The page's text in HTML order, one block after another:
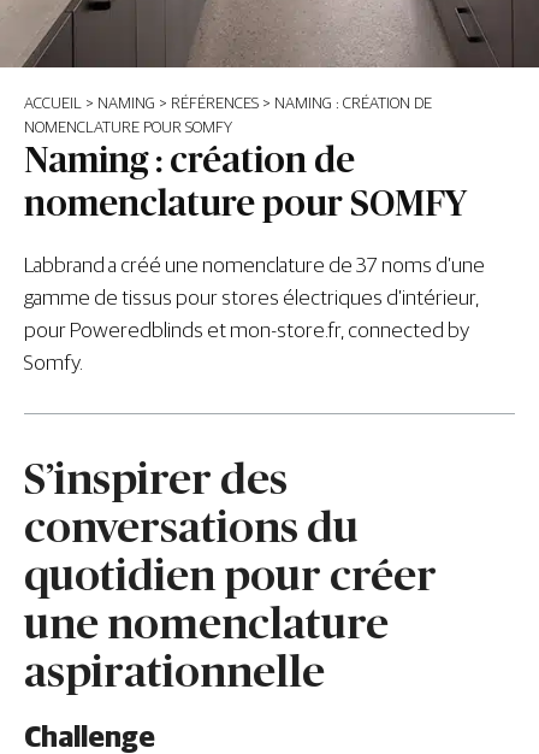
ACCUEIL > NAMING > RÉFÉRENCES > NAMING : CRÉATION DE
NOMENCLATURE POUR SOMFY
Naming : création de
nomenclature pour SOMFY
Labbrand a créé une nomenclature de 37 noms d’une
gamme de tissus pour stores électriques d’intérieur,
pour Poweredblinds et mon-store.fr, connected by
Somfy.
S’inspirer des
conversations du
quotidien pour créer
une nomenclature
aspirationnelle
Challenge